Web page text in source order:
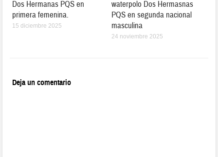
Dos Hermanas PQS en
primera femenina.
15 diciembre 2025
waterpolo Dos Hermasnas
PQS en segunda nacional
masculina
24 noviembre 2025
Deja un comentario